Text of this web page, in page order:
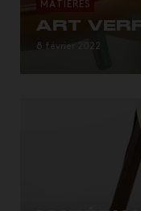
MATIÈRES
ART
8 février 2022